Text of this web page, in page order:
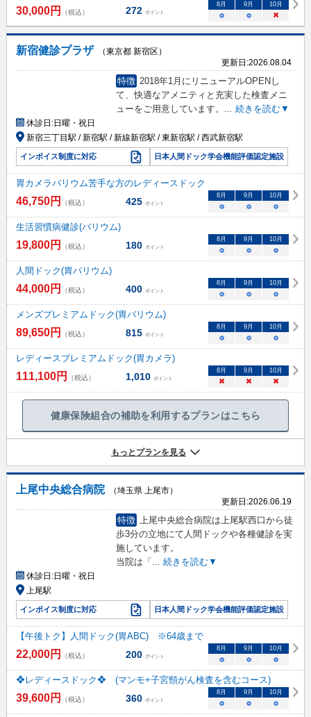
30,000円 （税込） 272 ポイント
8月 9月 10月
○ ○ ×
新宿健診プラザ
（東京都 新宿区）
更新日:2026.08.04
特徴 2018年1月にリニューアルOPENし
て、快適なアメニティと充実した検査メニ
ューをご用意しています。
続きを読む▼
休診日:日曜・祝日
新宿三丁目駅 / 新宿駅 / 新線新宿駅 / 東新宿駅 / 西武新宿駅
インボイス制度に対応 日本人間ドック学会機能評価認定施設
胃カメラバリウム苦手な方のレディースドック
46,750円 （税込） 425 ポイント
8 月 9 月 10月
○ ○ ○
生活習慣病健診(バリウム)
19,800円 （税込） 180 ポイント
8 月 9 月 10月
○ ○ ○
人間ドック(胃バリウム)
44,000円 （税込） 400 ポイント
8 月 9 月 10月
○ ○ ○
メンズプレミアムドック(胃バリウム)
89,650円 （税込） 815 ポイント
8 月 9 月 10月
○ ○ ○
レディースプレミアムドック(胃カメラ)
111,100円 （税込） 1,010 ポイント
8 月 9 月 10月
× × ×
健康保険組合の補助を利用するプランはこちら
もっとプランを見る
上尾中央総合病院
（埼玉県 上尾市）
更新日:2026.06.19
特徴
上尾中央総合病院は上尾駅西口から徒
歩3分の立地にて人間ドックや各種健診を実
施しています。
当院は「
続きを読む▼
休診日:日曜・祝日
上尾駅
インボイス制度に対応 日本人間ドック学会機能評価認定施設
【午後トク】人間ドック(胃ABC) ※64歳まで
22,000円 （税込） 200 ポイント
8 月 9 月 10月
○ ○ ○
❖レディースドック❖ (マンモ+子宮頸がん検査を含むコース)
39,600円 （税込） 360 ポイント
8 月 9 月 10月
○ ○ ○